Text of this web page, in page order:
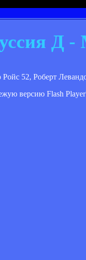
Д -
52, Роберт
версию Flash